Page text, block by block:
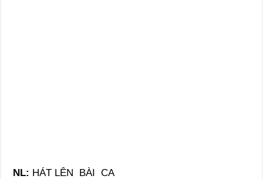
NL: HÁT LÊN BÀI CA